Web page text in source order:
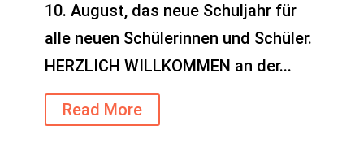
10. August, das neue Schuljahr für
alle neuen Schülerinnen und Schüler.
HERZLICH WILLKOMMEN an der...
Read More